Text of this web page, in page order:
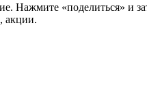
Нажмите «поделиться» и
акции.